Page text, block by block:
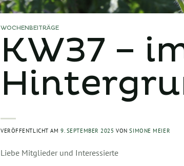
WOCHENBEITRÄGE
KW37 –
VERÖFFENTLICHT AM9. SEPTEMBER 2025 VONSIMONE MEIER
Liebe Mitglieder und Interessierte